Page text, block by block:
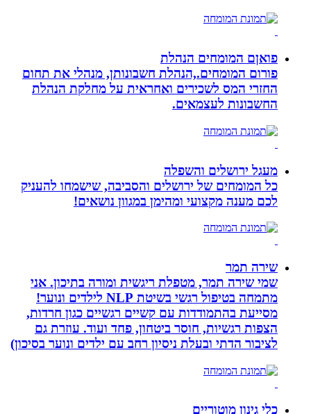
פואןם המומחים הנהלת
פורום המומחים.,הנהלת חשבונותן, מנהלי את תחום
החזרי המס לשכירים ואחראית על מחלקת הנהלת
החשבונות לעצמאים.
מעגל ירושלים והשפלה
כל המומחים של ירושלים והסביבה, שישמחו להעניק
לכם מענה מקצועי ומהימן במגוון נושאים!
שירה תמר
שמי שירה תמר, מטפלת ריגשית ומורה בתיכון. אני
מתמחה בטיפול רגשי בשיטת NLP לילדים ונוער!
מסייעת בהתמודדות עם קשיים רגשיים כגון חרדות,
הצפות רגשיות, חוסר ביטחון, פחד ועוד. עוזרת גם
לציבור הדתי ובעלת ניסיון רחב עם ילדים ונוער בסיכון)
כלי גינון מוטוריים